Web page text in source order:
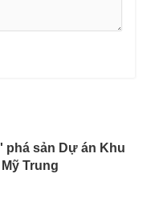
phá sản Dự án Khu
Trung